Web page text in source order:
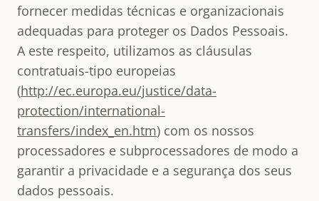
fornecer medidas técnicas e organizacionais
adequadas para proteger os Dados Pessoais.
A este respeito, utilizamos as cláusulas
contratuais-tipo europeias
(http://ec.europa.eu/justice/data-
protection/international-
transfers/index_en.htm) com os nossos
processadores e subprocessadores de modo a
garantir a privacidade e a segurança dos seus
dados pessoais.